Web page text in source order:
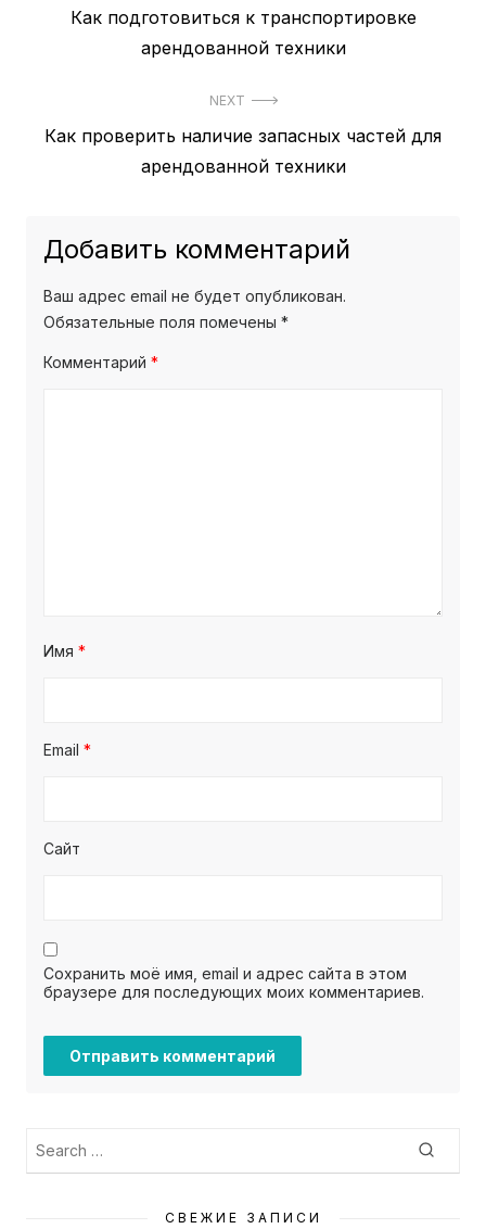
Навигация
PreviousКак подготовиться к транспортировке
арендованной техники
NEXT
Next
Как проверить наличие запасных частей для
арендованной техники
Добавить комментарий
Ваш адрес email не будет опубликован.
Обязательные поля помечены *
Комментарий *
Имя *
Email *
Сайт
Сохранить моё имя, email и адрес сайта в этом
браузере для последующих моих комментариев.
Search
for:
СВЕЖИЕ ЗАПИСИ